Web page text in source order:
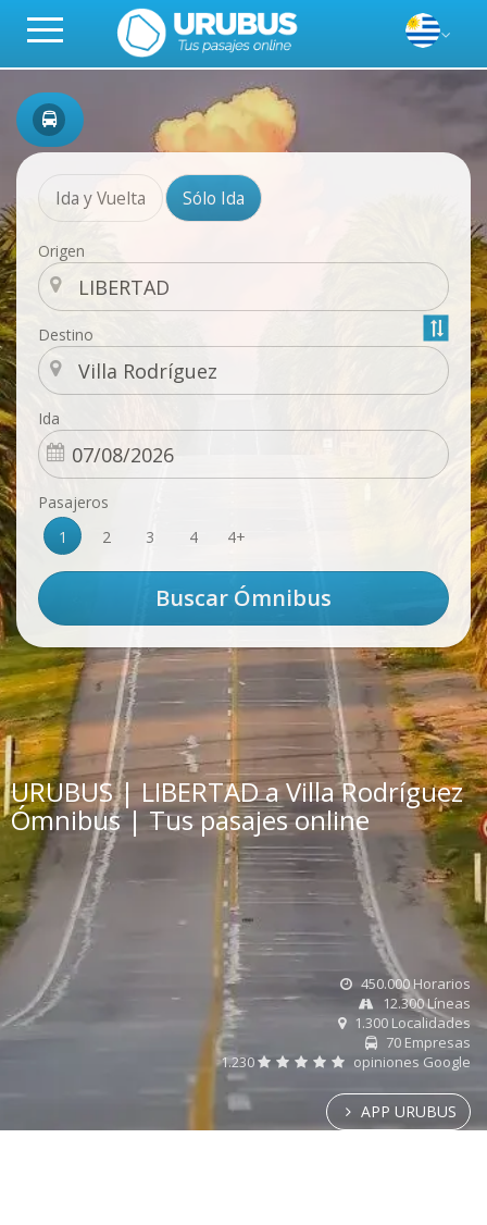
Ida y Vuelta Sólo Ida
Origen
Destino
Ida
Pasajeros
1
2 3 4 4+
URUBUS | LIBERTAD a Villa Rodríguez
Ómnibus | Tus pasajes online
450.000 Horarios
12.300 Líneas
1.300 Localidades
70 Empresas
1.230
opiniones Google
APP URUBUS